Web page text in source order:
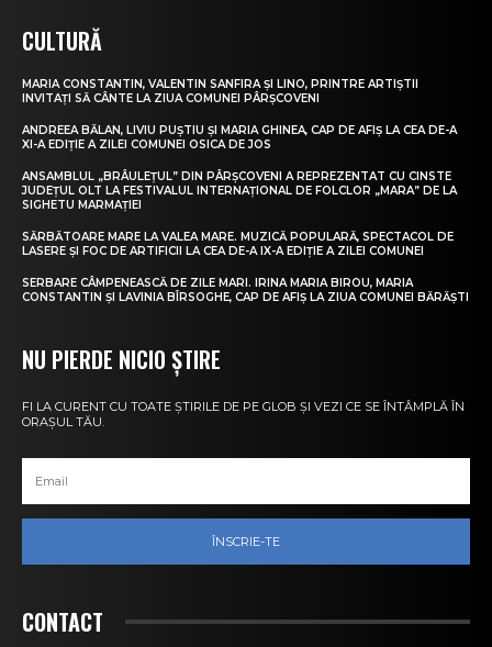
CULTURĂ
MARIA CONSTANTIN, VALENTIN SANFIRA ȘI LINO, PRINTRE ARTIȘTII
INVITAȚI SĂ CÂNTE LA ZIUA COMUNEI PÂRȘCOVENI
ANDREEA BĂLAN, LIVIU PUȘTIU ȘI MARIA GHINEA, CAP DE AFIȘ LA CEA DE-A
XI-A EDIȚIE A ZILEI COMUNEI OSICA DE JOS
ANSAMBLUL „BRÂULEȚUL” DIN PÂRȘCOVENI A REPREZENTAT CU CINSTE
JUDEȚUL OLT LA FESTIVALUL INTERNAȚIONAL DE FOLCLOR „MARA” DE LA
SIGHETU MARMAȚIEI
SĂRBĂTOARE MARE LA VALEA MARE. MUZICĂ POPULARĂ, SPECTACOL DE
LASERE ȘI FOC DE ARTIFICII LA CEA DE-A IX-A EDIȚIE A ZILEI COMUNEI
SERBARE CÂMPENEASCĂ DE ZILE MARI. IRINA MARIA BIROU, MARIA
CONSTANTIN ȘI LAVINIA BÎRSOGHE, CAP DE AFIȘ LA ZIUA COMUNEI BĂRĂȘTI
NU PIERDE NICIO ȘTIRE
FI LA CURENT CU TOATE ȘTIRILE DE PE GLOB ȘI VEZI CE SE ÎNTÂMPLĂ ÎN
ORAȘUL TĂU.
ÎNSCRIE-TE
CONTACT